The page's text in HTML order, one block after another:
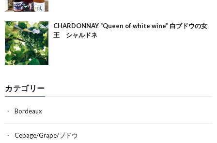
CHARDONNAY “Queen of white wine” 白ブドウの女
王 シャルドネ
カテゴリー
Bordeaux
Cepage/Grape/ブドウ